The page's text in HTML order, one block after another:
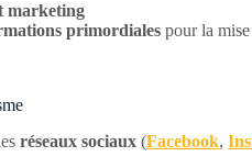
marketing
primordiales pour la
réseaux sociaux (Facebook,